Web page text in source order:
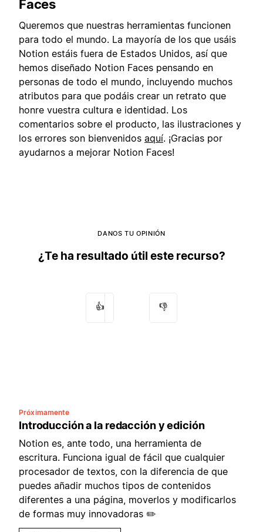
Faces
Queremos que nuestras herramientas funcionen
para todo el mundo. La mayoría de los que usáis
Notion estáis fuera de Estados Unidos, así que
hemos diseñado Notion Faces pensando en
personas de todo el mundo, incluyendo muchos
atributos para que podáis crear un retrato que
honre vuestra cultura e identidad. Los
comentarios sobre el producto, las ilustraciones y
los errores son bienvenidos aquí. ¡Gracias por
ayudarnos a mejorar Notion Faces!
DANOS TU OPINIÓN
¿Te ha resultado útil este recurso?
👍 👎
Próximamente
Introducción a la redacción y edición
Notion es, ante todo, una herramienta de
escritura. Funciona igual de fácil que cualquier
procesador de textos, con la diferencia de que
puedes añadir muchos tipos de contenidos
diferentes a una página, moverlos y modificarlos
de formas muy innovadoras ✏️